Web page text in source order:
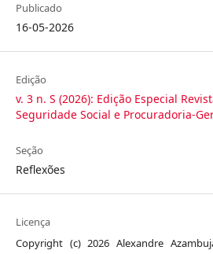
Publicado
16-05-2026
Edição
v. 3 n. S (2026): Edição Especial
Seguridade Social e Procuradoria-
Seção
Reflexões
Licença
Copyright (c) 2026 Alexandre